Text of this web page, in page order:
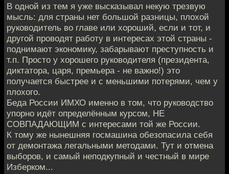
В одной из тем я уже высказывал некую трезвую
мысль: для страны нет большой разницы, плохой
руководитель во главе или хороший, если и тот, и
другой проводят работу в интересах этой страны -
поднимают экономику, забарывают преступность и
т.п. Просто у хорошего руководителя (президента,
диктатора, царя, премьера - не важно!) это
получается быстрее и с меньшими потерями, чем у
плохого.
Беда России ИМХО именно в том, что руководство
упорно идёт определённым курсом, НЕ
СОВПАДАЮЩИМ с интересами той же России.
К тому же нынешняя госмашина обезопасила себя
от демонтажа легальными методами. Тут и отмена
выборов, и самый неподкупный и честный в мире
Изберком...